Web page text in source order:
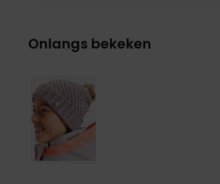
Onlangs bekeken